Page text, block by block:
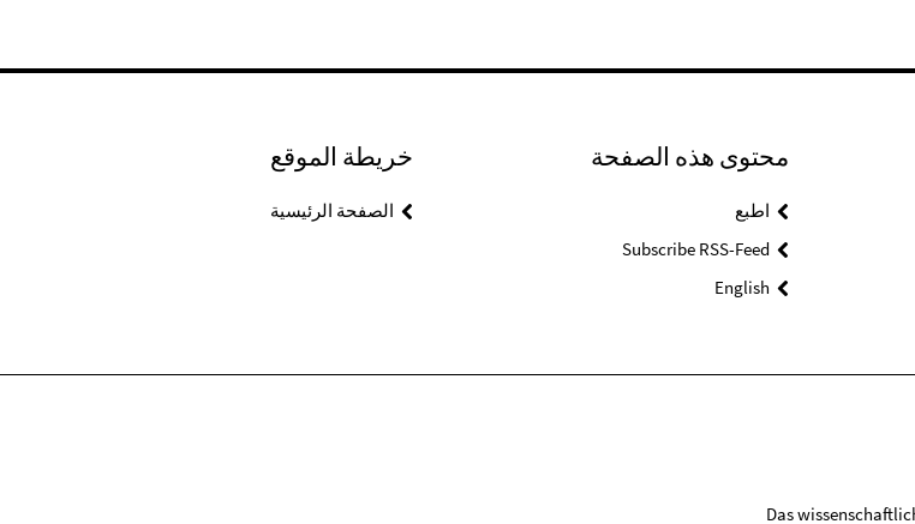
خريطة الموقع
الصفحة الرئيسية
محتوى هذه الصفحة
اطبع
Subscribe RSS-Feed
English
Das